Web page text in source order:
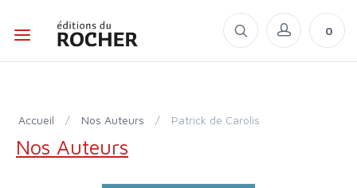
0
Accueil / Nos Auteurs / Patrick de Carolis
Nos Auteurs